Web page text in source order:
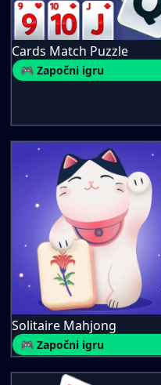
Cards Match Puzzle
🎮 Započni igru
Solitaire Mahjong
🎮 Započni igru